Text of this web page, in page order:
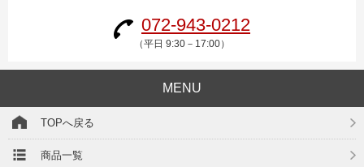
072-943-0212
（平日 9:30－17:00）
MENU
TOPへ戻る
商品一覧